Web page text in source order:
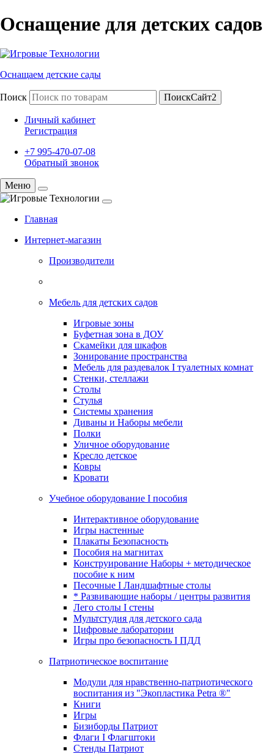
Оснащение для детских садов
Оснащаем детские сады
Поиск ПоискСайт2
Личный кабинет
Регистрация
+7 995-470-07-08
Обратный звонок
Меню
Главная
Интернет-магазин
Производители
Мебель для детских садов
Игровые зоны
Буфетная зона в ДОУ
Скамейки для шкафов
Зонирование пространства
Мебель для раздевалок I туалетных комнат
Стенки, стеллажи
Столы
Стулья
Системы хранения
Диваны и Наборы мебели
Полки
Уличное оборудование
Кресло детское
Ковры
Кровати
Учебное оборудование I пособия
Интерактивное оборудование
Игры настенные
Плакаты Безопасность
Пособия на магнитах
Конструирование Наборы + методическое
пособие к ним
Песочные I Ландшафтные столы
* Развивающие наборы / центры развития
Лего столы I стены
Мультстудия для детского сада
Цифровые лаборатории
Игры про безопасность I ПДД
Патриотическое воспитание
Модули для нравственно-патриотического
воспитания из "Экопластика Petra ®"
Книги
Игры
Бизиборды Патриот
Флаги I Флагштоки
Стенды Патриот